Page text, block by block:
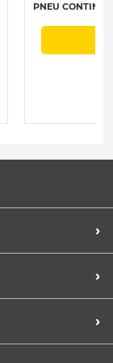
PNEU
›
›
›